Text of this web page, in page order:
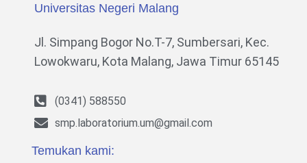
Universitas Negeri Malang
Jl. Simpang Bogor No.T-7, Sumbersari, Kec.
Lowokwaru, Kota Malang, Jawa Timur 65145
(0341) 588550
smp.laboratorium.um@gmail.com
Temukan kami: